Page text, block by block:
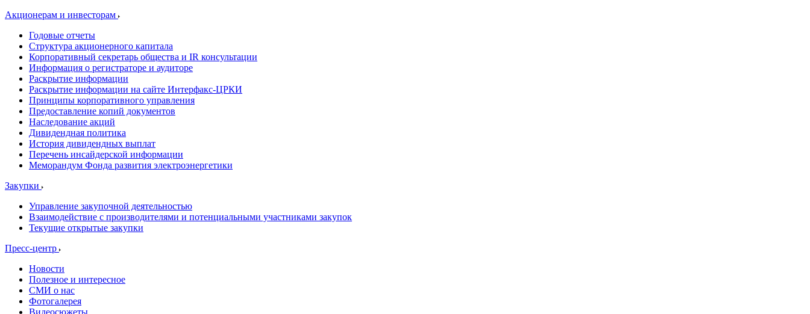
Акционерам и инвесторам
Годовые отчеты
Структура акционерного капитала
Корпоративный секретарь общества и IR консультации
Информация о регистраторе и аудиторе
Раскрытие информации
Раскрытие информации на сайте Интерфакс-ЦРКИ
Принципы корпоративного управления
Предоставление копий документов
Наследование акций
Дивидендная политика
История дивидендных выплат
Перечень инсайдерской информации
Меморандум Фонда развития электроэнергетики
Закупки
Управление закупочной деятельностью
Взаимодействие с производителями и потенциальными участниками закупок
Текущие открытые закупки
Пресс-центр
Новости
Полезное и интересное
СМИ о нас
Фотогалерея
Видеосюжеты